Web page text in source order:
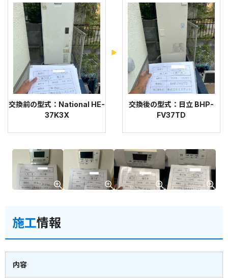
交換前の型式：National HE-
37K3X
交換後の型式：日立 BHP-
FV37TD
施工情報
内容